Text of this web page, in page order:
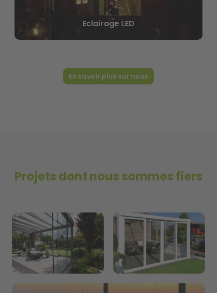
Parois avant et latérales en aluminium
En savoir plus sur nous
Projets dont nous sommes fiers